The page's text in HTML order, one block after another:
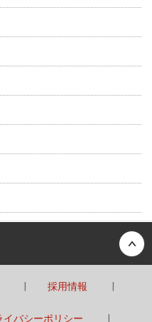
採用情報
イバシーポリシー